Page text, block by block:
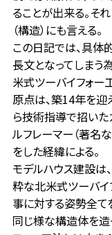
ることが出来る。そ
（構造）にも言える。
この日記では、具体
長文となってしまう
米式ツーバイフォー
原点は、築14年を迎
ら技術指導で招いた
ルフレーマー（著名
をした経緯による。
モデルハウス建設は
粋な北米式ツーバイ
事に対する姿勢全て
同じ様な構造体を造